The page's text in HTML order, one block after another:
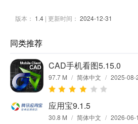
版本： 1.4 | 更新时间： 2024-12-31
同类推荐
CAD手机看图5.15.0
97.7 M / 简体中文 / 2025-08-
应用宝9.1.5
30.8 M / 简体中文 / 2026-06-